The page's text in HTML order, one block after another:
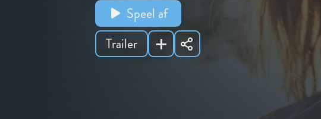
Speel af
Trailer